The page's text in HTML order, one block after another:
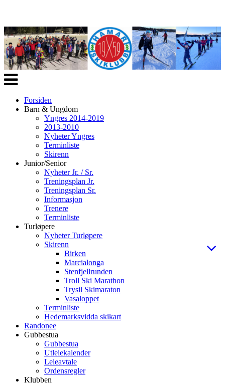
Veksle
navigasjon
Forsiden
Barn & Ungdom
Yngres 2014-2019
2013-2010
Nyheter Yngres
Terminliste
Skirenn
Junior/Senior
Nyheter Jr. / Sr.
Treningsplan Jr.
Treningsplan Sr.
Informasjon
Trenere
Terminliste
Turløpere
Nyheter Turløpere
Skirenn
Birken
Marcialonga
Stenfjellrunden
Troll Ski Marathon
Trysil Skimaraton
Vasaloppet
Terminliste
Hedemarksvidda skikart
Randonee
Gubbestua
Gubbestua
Utleiekalender
Leieavtale
Ordensregler
Klubben